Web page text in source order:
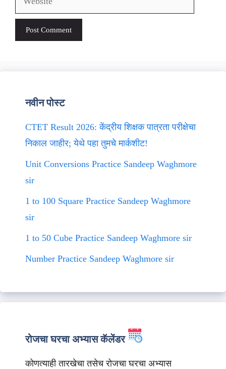
नवीन पोस्ट
CTET Result 2026: केंद्रीय शिक्षक पात्रता परीक्षेचा
निकाल जाहीर; येथे पहा तुमचे मार्कशीट!
Unit Conversions Practice Sandeep Waghmore
sir
1 to 100 Square Practice Sandeep Waghmore
sir
1 to 50 Cube Practice Sandeep Waghmore sir
Number Practice Sandeep Waghmore sir
रोजचा घरचा अभ्यास कॅलेंडर
कोणत्याही तारखेचा तसेच रोजचा घरचा अभ्यास